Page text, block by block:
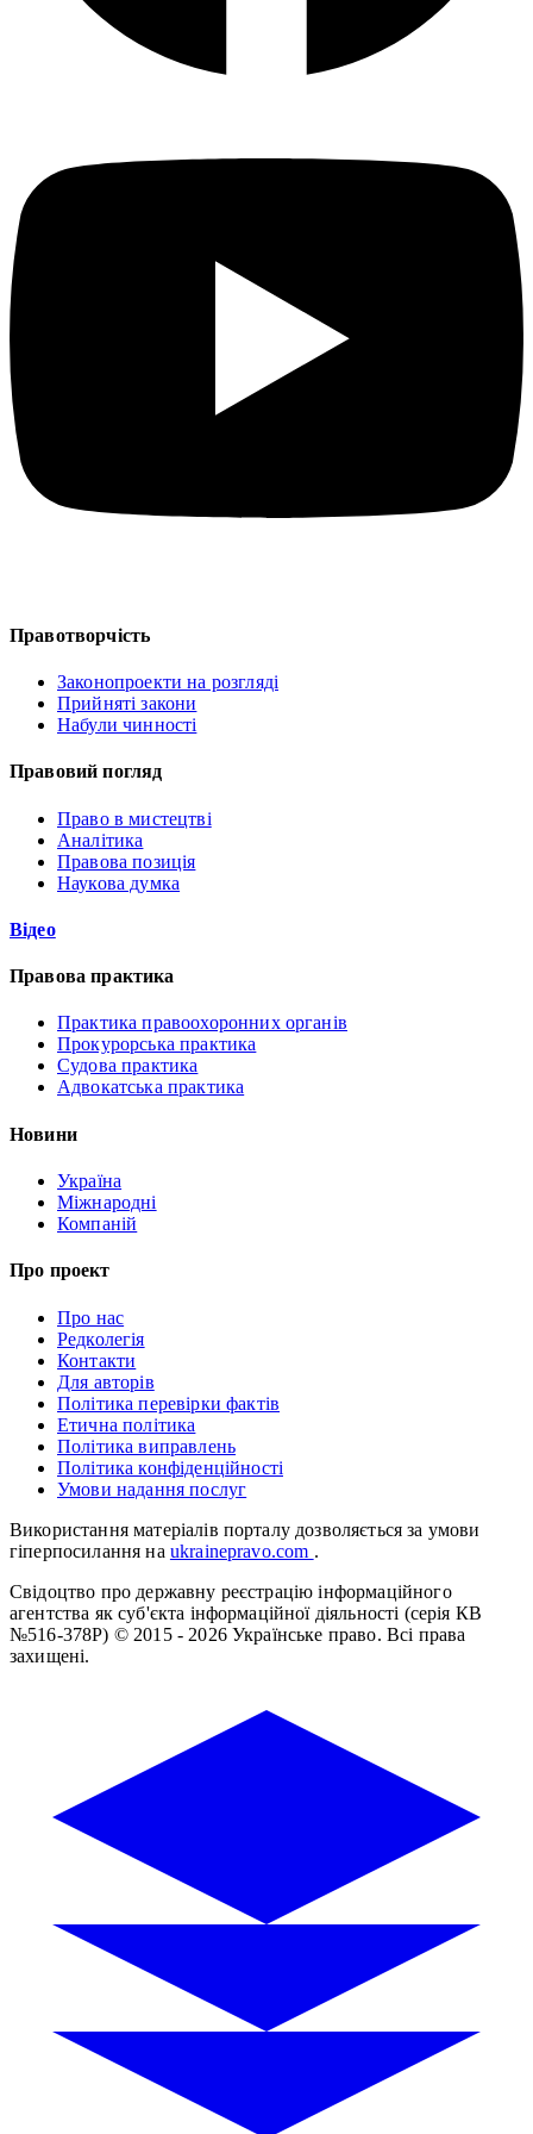
Правотворчість
Законопроекти на розгляді
Прийняті закони
Набули чинності
Правовий погляд
Право в мистецтві
Аналітика
Правова позиція
Наукова думка
Відео
Правова практика
Практика правоохоронних органів
Прокурорська практика
Судова практика
Адвокатська практика
Новини
Україна
Міжнародні
Компаній
Про проект
Про нас
Редколегія
Контакти
Для авторів
Політика перевірки фактів
Етична політика
Політика виправлень
Політика конфіденційності
Умови надання послуг
Використання матеріалів порталу дозволяється за умови
гіперпосилання на ukrainepravo.com .
Свідоцтво про державну реєстрацію інформаційного
агентства як суб'єкта інформаційної діяльності (серія КВ
№516-378Р) © 2015 - 2026 Українське право. Всі права
захищені.